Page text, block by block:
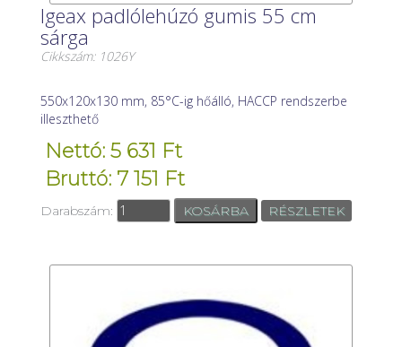
Igeax padlólehúzó gumis 55 cm
sárga
Cikkszám: 1026Y
550x120x130 mm, 85°C-ig hőálló, HACCP rendszerbe
illeszthető
Nettó: 5 631 Ft
Bruttó: 7 151 Ft
Darabszám: RÉSZLETEK